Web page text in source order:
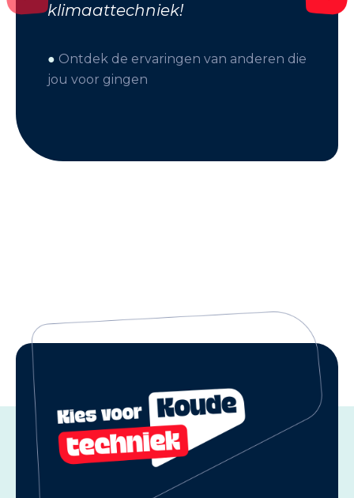
klimaattechniek!
● Ontdek de ervaringen van anderen die
jou voor gingen